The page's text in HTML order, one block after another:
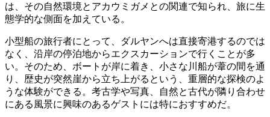
は、その自然環境とアカウミガメとの関連で知られ、旅に生
態学的な側面を加えている。
小型船の旅行者にとって、ダルヤンへは直接寄港するのでは
なく、沿岸の停泊地からエクスカーションで行くことが多
い。そのため、ボートが岸に着き、小さな川船が葦の間を通
り、歴史が突然崖から立ち上がるという、重層的な探検のよ
うな体験ができる。考古学や写真、自然と古代が隣り合わせ
にある風景に興味のあるゲストには特におすすめだ。